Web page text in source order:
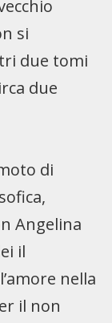
si
due tomi
due
di
Angelina
il
nella
il non